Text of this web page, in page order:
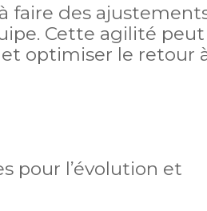
faire des
Cette agilité peut
optimiser le retour
pour l’évolution et